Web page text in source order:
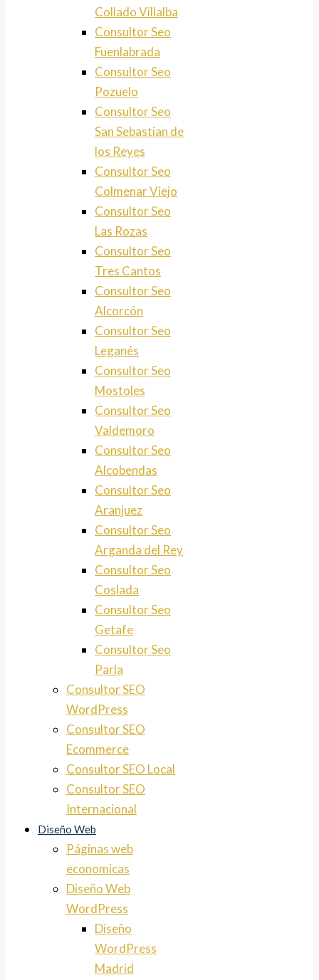
Collado Villalba
Consultor Seo
Fuenlabrada
Consultor Seo
Pozuelo
Consultor Seo
San Sebastian de
los Reyes
Consultor Seo
Colmenar Viejo
Consultor Seo
Las Rozas
Consultor Seo
Tres Cantos
Consultor Seo
Alcorcón
Consultor Seo
Leganés
Consultor Seo
Mostoles
Consultor Seo
Valdemoro
Consultor Seo
Alcobendas
Consultor Seo
Aranjuez
Consultor Seo
Arganda del Rey
Consultor Seo
Coslada
Consultor Seo
Getafe
Consultor Seo
Parla
Consultor SEO
WordPress
Consultor SEO
Ecommerce
Consultor SEO Local
Consultor SEO
Internacional
Diseño Web
Páginas web
economicas
Diseño Web
WordPress
Diseño
WordPress
Madrid